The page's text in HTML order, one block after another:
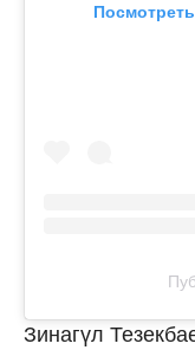
Зинагүл